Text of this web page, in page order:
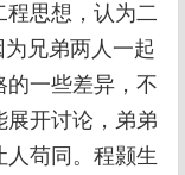
程思想，认为二
兄弟两人一起
的一些差异，不
展开讨论，弟弟
苟同。程颢生